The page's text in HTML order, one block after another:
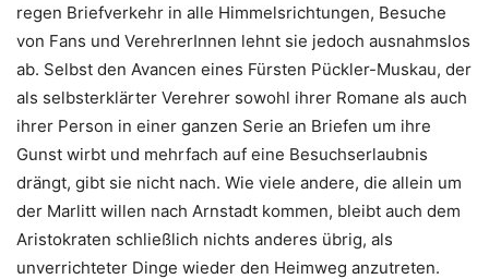
regen Briefverkehr in alle Himmelsrichtungen, Besuche
von Fans und VerehrerInnen lehnt sie jedoch ausnahmslos
ab. Selbst den Avancen eines Fürsten Pückler-Muskau, der
als selbsterklärter Verehrer sowohl ihrer Romane als auch
ihrer Person in einer ganzen Serie an Briefen um ihre
Gunst wirbt und mehrfach auf eine Besuchserlaubnis
drängt, gibt sie nicht nach. Wie viele andere, die allein um
der Marlitt willen nach Arnstadt kommen, bleibt auch dem
Aristokraten schließlich nichts anderes übrig, als
unverrichteter Dinge wieder den Heimweg anzutreten.